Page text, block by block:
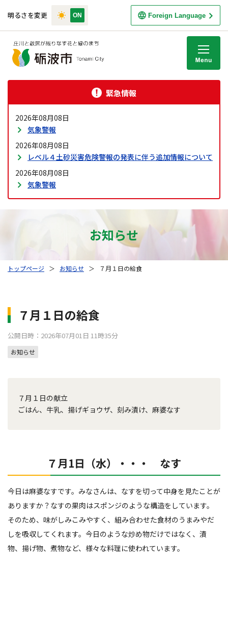
明るさを変更 Foreign Language
緊急情報
2026年08月08日
気象警報
2026年08月08日
レベル４土砂災害危険警報の発表に伴う追加情報について
2026年08月08日
気象警報
お知らせ
トップページ ＞ お知らせ ＞ ７月１日の給食
７月１日の給食
公開日時：2026年07月01日 11時35分
お知らせ
７月１日の献立
ごはん、牛乳、揚げギョウザ、刻み漬け、麻婆なす
７月1日（水）・・・ なす
今日は麻婆なすです。みなさんは、なすを切って中身を見たことが
ありますか？なすの果肉はスポンジのような構造をしています。
そのため、味がしみこみやすく、組み合わせた食材のうまみやだ
しを吸収してくれます。今日のような炒め物だけではなく、漬
物、揚げ物、煮物など、様々な料理に使われています。